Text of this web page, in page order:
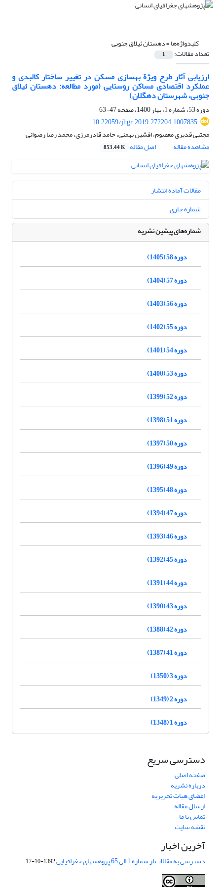
کلیدواژه‌ها =دهستان ئیلاق جنوبی
تعداد مقالات: 1
ارزیابی آثار طرح ویژة بهسازی مسکن در تغییر ساختار کالبدی و
عملکرد اقتصادی مساکن روستایی (مورد مطالعه: دهستان ئیلاق
جنوبی، شهرستان دهگلان)
دوره 53، شماره 1، بهار 1400، صفحه
47-63
10.22059/jhgr.2019.272204.1007835
مجتبی قدیری معصوم، افشین بهمنی، حامد قادرمرزی، محمد رضا رضوانی
مشاهده مقاله
اصل مقاله 853.44 K
مقالات آماده انتشار
شماره جاری
شماره‌های پیشین نشریه
دوره 58 (1405)
دوره 57 (1404)
دوره 56 (1403)
دوره 55 (1402)
دوره 54 (1401)
دوره 53 (1400)
دوره 52 (1399)
دوره 51 (1398)
دوره 50 (1397)
دوره 49 (1396)
دوره 48 (1395)
دوره 47 (1394)
دوره 46 (1393)
دوره 45 (1392)
دوره 44 (1391)
دوره 43 (1390)
دوره 42 (1388)
دوره 41 (1387)
دوره 3 (1350)
دوره 2 (1349)
دوره 1 (1348)
دسترسی سریع
صفحه اصلی
درباره نشریه
اعضای هیات تحریریه
ارسال مقاله
تماس با ما
نقشه سایت
آخرین اخبار
دسترسی به مقالات از شماره 1 الی 65 پژوهشهای جغرافیایی 1392-10-17